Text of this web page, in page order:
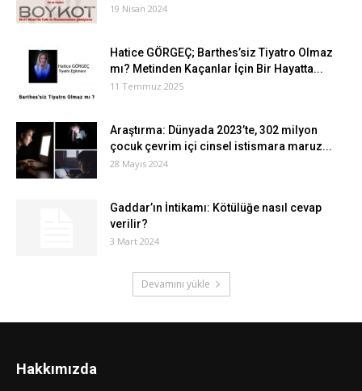
19 Nisan 2024
Hatice GÖRGEÇ; Barthes’siz Tiyatro Olmaz
mı? Metinden Kaçanlar İçin Bir Hayatta...
11 Temmuz 2025
Araştırma: Dünyada 2023’te, 302 milyon
çocuk çevrim içi cinsel istismara maruz...
28 Mayıs 2024
Gaddar’ın İntikamı: Kötülüğe nasıl cevap
verilir?
3 Mart 2024
Devamını yükle
Hakkımızda